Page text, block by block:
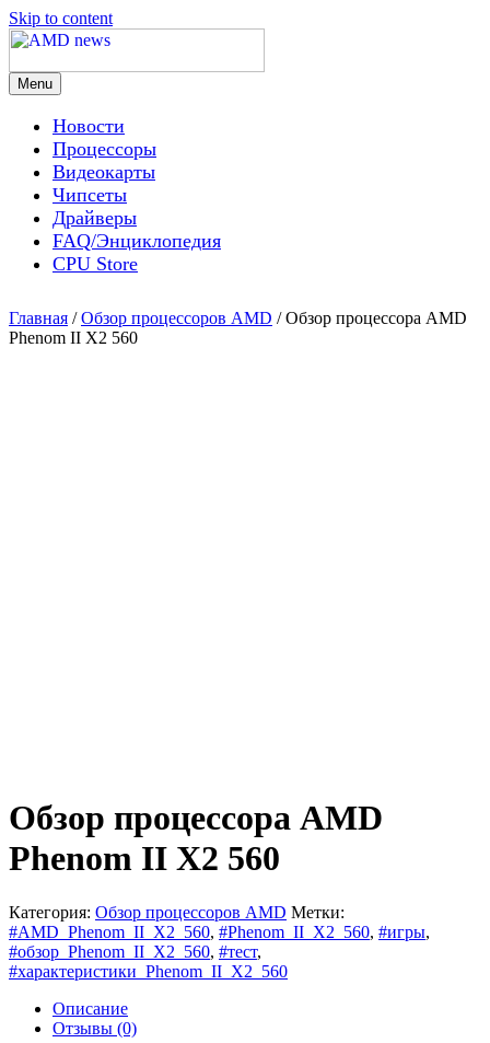
Skip to content
AMD news
Menu
Новости
Процессоры
Видеокарты
Чипсеты
Драйверы
FAQ/Энциклопедия
CPU Store
Главная /Обзор процессоров AMD / Обзор процессора AMD
Phenom II X2 560
Обзор процессора AMD
Phenom II X2 560
Категория: Обзор процессоров AMD Метки:
#AMD_Phenom_II_X2_560, #Phenom_II_X2_560, #игры,
#обзор_Phenom_II_X2_560, #тест,
#характеристики_Phenom_II_X2_560
Описание
Отзывы (0)